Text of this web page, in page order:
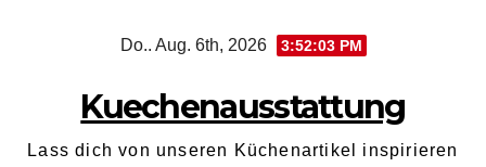
Do.. Aug. 6th, 2026 3:52:04 PM
Kuechenausstattung
Lass dich von unseren Küchenartikel inspirieren